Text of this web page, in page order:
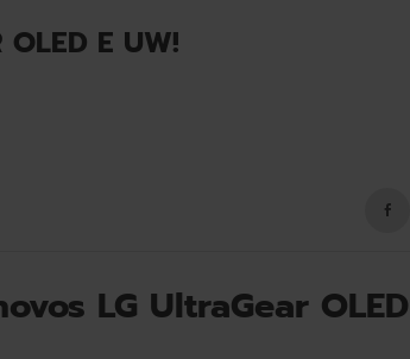
OLED E UW!
LG UltraGear